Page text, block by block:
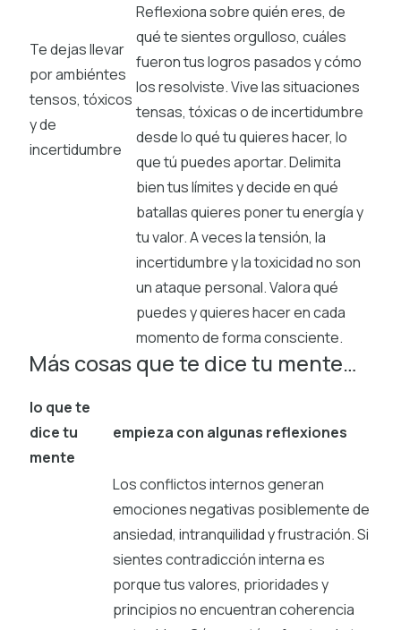
Te dejas llevar
por ambiéntes
tensos, tóxicos
y de
incertidumbre
Reflexiona sobre quién eres, de
qué te sientes orgulloso, cuáles
fueron tus logros pasados y cómo
los resolviste. Vive las situaciones
tensas, tóxicas o de incertidumbre
desde lo qué tu quieres hacer, lo
que tú puedes aportar. Delimita
bien tus límites y decide en qué
batallas quieres poner tu energía y
tu valor. A veces la tensión, la
incertidumbre y la toxicidad no son
un ataque personal. Valora qué
puedes y quieres hacer en cada
momento de forma consciente.
Más cosas que te dice tu mente…
lo que te
dice tu
mente
empieza con algunas reflexiones
Los conflictos internos generan
emociones negativas posiblemente de
ansiedad, intranquilidad y frustración. Si
sientes contradicción interna es
porque tus valores, prioridades y
principios no encuentran coherencia